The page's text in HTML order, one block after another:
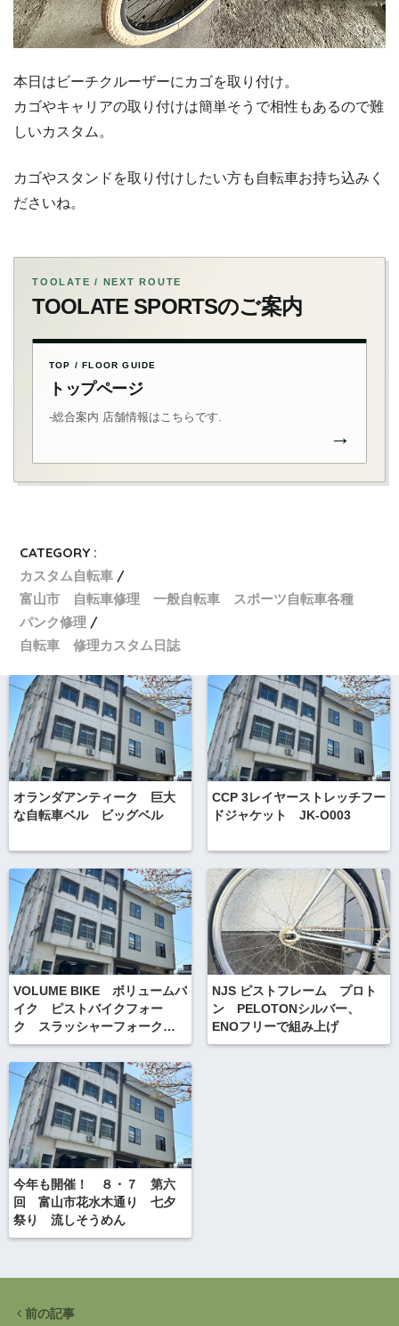
本日はビーチクルーザーにカゴを取り付け。
カゴやキャリアの取り付けは簡単そうで相性もあるので難
しいカスタム。
カゴやスタンドを取り付けしたい方も自転車お持ち込みく
ださいね。
TOOLATE / NEXT ROUTE
TOOLATE SPORTSのご案内
TOP / FLOOR GUIDE
トップページ
-総合案内 店舗情報はこちらです.
→
CATEGORY :
カスタム自転車
富山市 自転車修理 一般自転車 スポーツ自転車各種
パンク修理
自転車 修理カスタム日誌
オランダアンティーク 巨大
な自転車ベル ビッグベル
CCP 3レイヤーストレッチフー
ドジャケット JK-O003
VOLUME BIKE ボリュームバ
イク ピストバイクフォー
ク スラッシャーフォーク入
荷！
NJS ピストフレーム プロト
ン PELOTONシルバー、
ENOフリーで組み上げ
今年も開催！ ８・７ 第六
回 富山市花水木通り 七夕
祭り 流しそうめん
前の記事